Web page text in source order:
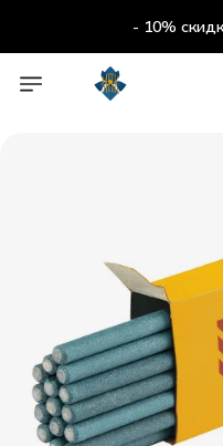
- 10%